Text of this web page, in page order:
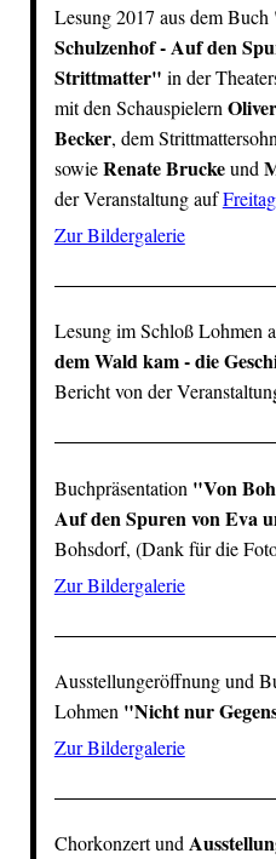
Lesung 2017 aus dem Buch
Schulzenhof - Auf den
Strittmatter" in der
mit den Schauspielern
Becker, dem Strittmattersohn
sowieRenate Bruckeund
der Veranstaltung auf
Zur Bildergalerie
Lesung imSchloß Lohmen
dem Wald kam - die
Bericht von der
Buchpräsentation "Von
Auf den Spuren von Eva
Bohsdorf, (Dank für die
Zur Bildergalerie
Ausstellungeröffnung und
Lohmen "Nicht nur
Zur Bildergalerie
Chorkonzert und